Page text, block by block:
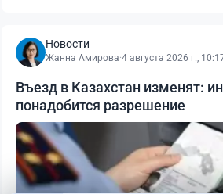
Новости
Жанна Амирова·4 августа 2026 г.,
Въезд в Казахстан изменят:
понадобится разрешение